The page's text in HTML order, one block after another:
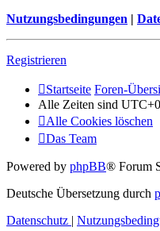
Nutzungsbedingungen |
Registrieren
Startseite Foren-
Alle Zeiten sind
Alle Cookies löschen
Das Team
Powered by phpBB® Forum
Deutsche Übersetzung durch
Datenschutz |